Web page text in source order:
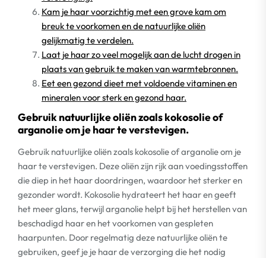
Kam je haar voorzichtig met een grove kam om
breuk te voorkomen en de natuurlijke oliën
gelijkmatig te verdelen.
Laat je haar zo veel mogelijk aan de lucht drogen in
plaats van gebruik te maken van warmtebronnen.
Eet een gezond dieet met voldoende vitaminen en
mineralen voor sterk en gezond haar.
Gebruik natuurlijke oliën zoals kokosolie of
arganolie om je haar te verstevigen.
Gebruik natuurlijke oliën zoals kokosolie of arganolie om je
haar te verstevigen. Deze oliën zijn rijk aan voedingsstoffen
die diep in het haar doordringen, waardoor het sterker en
gezonder wordt. Kokosolie hydrateert het haar en geeft
het meer glans, terwijl arganolie helpt bij het herstellen van
beschadigd haar en het voorkomen van gespleten
haarpunten. Door regelmatig deze natuurlijke oliën te
gebruiken, geef je je haar de verzorging die het nodig